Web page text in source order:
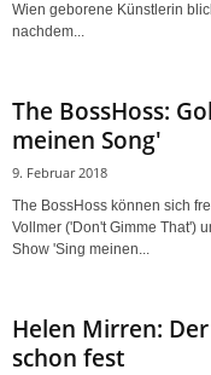
Wien geborene Künstlerin
nachdem...
The BossHoss:
meinen Song'
9. Februar 2018
The BossHoss können sich
Vollmer ('Don't Gimme That')
Show 'Sing meinen...
Helen Mirren:
schon fest